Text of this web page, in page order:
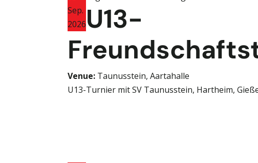
Sep.
2026U13-
Venue: Taunusstein, Aartahalle
U13-Turnier mit SV Taunusstein, Hartheim,